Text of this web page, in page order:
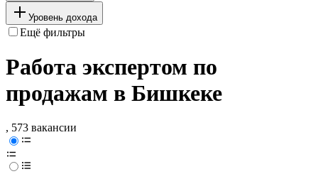
Уровень дохода
Ещё фильтры
Работа экспертом по
продажам в Бишкеке
, 573 вакансии